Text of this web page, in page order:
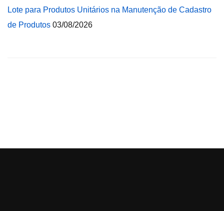
Lote para Produtos Unitários na Manutenção de Cadastro
de Produtos 03/08/2026